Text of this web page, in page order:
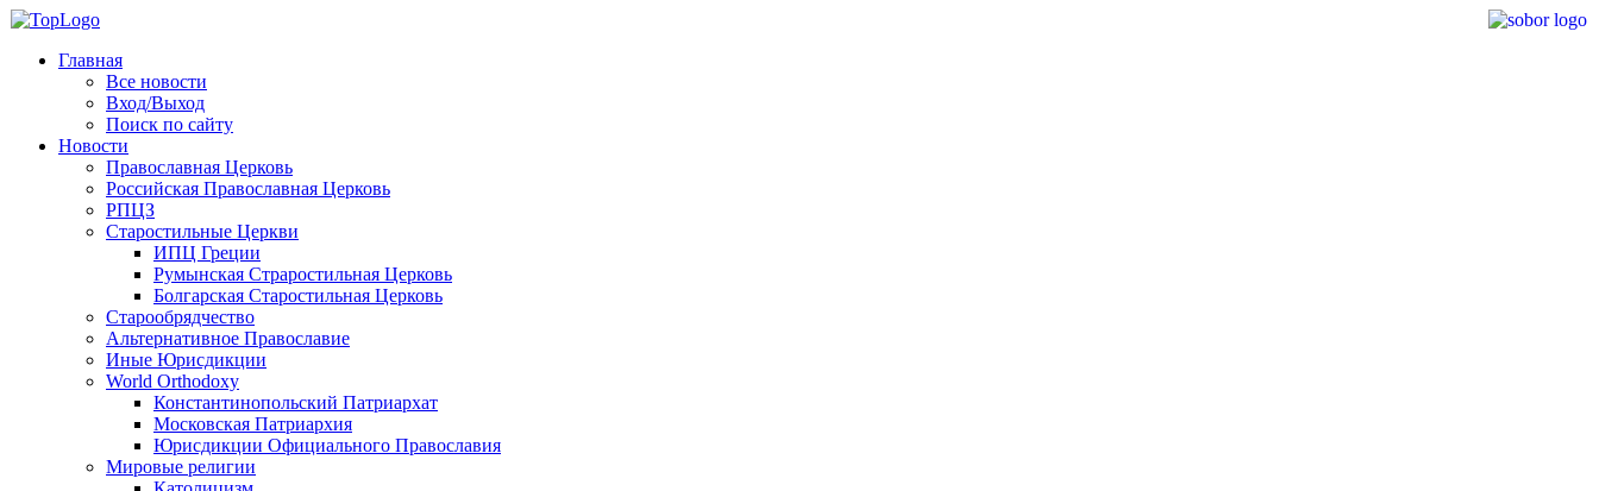
Главная
Все новости
Вход/Выход
Поиск по сайту
Новости
Православная Церковь
Российская Православная Церковь
РПЦЗ
Старостильные Церкви
ИПЦ Греции
Румынская Страростильная Церковь
Болгарская Старостильная Церковь
Старообрядчество
Альтернативное Православие
Иные Юрисдикции
World Orthodoxy
Константинопольский Патриархат
Московская Патриархия
Юрисдикции Официального Православия
Мировые религии